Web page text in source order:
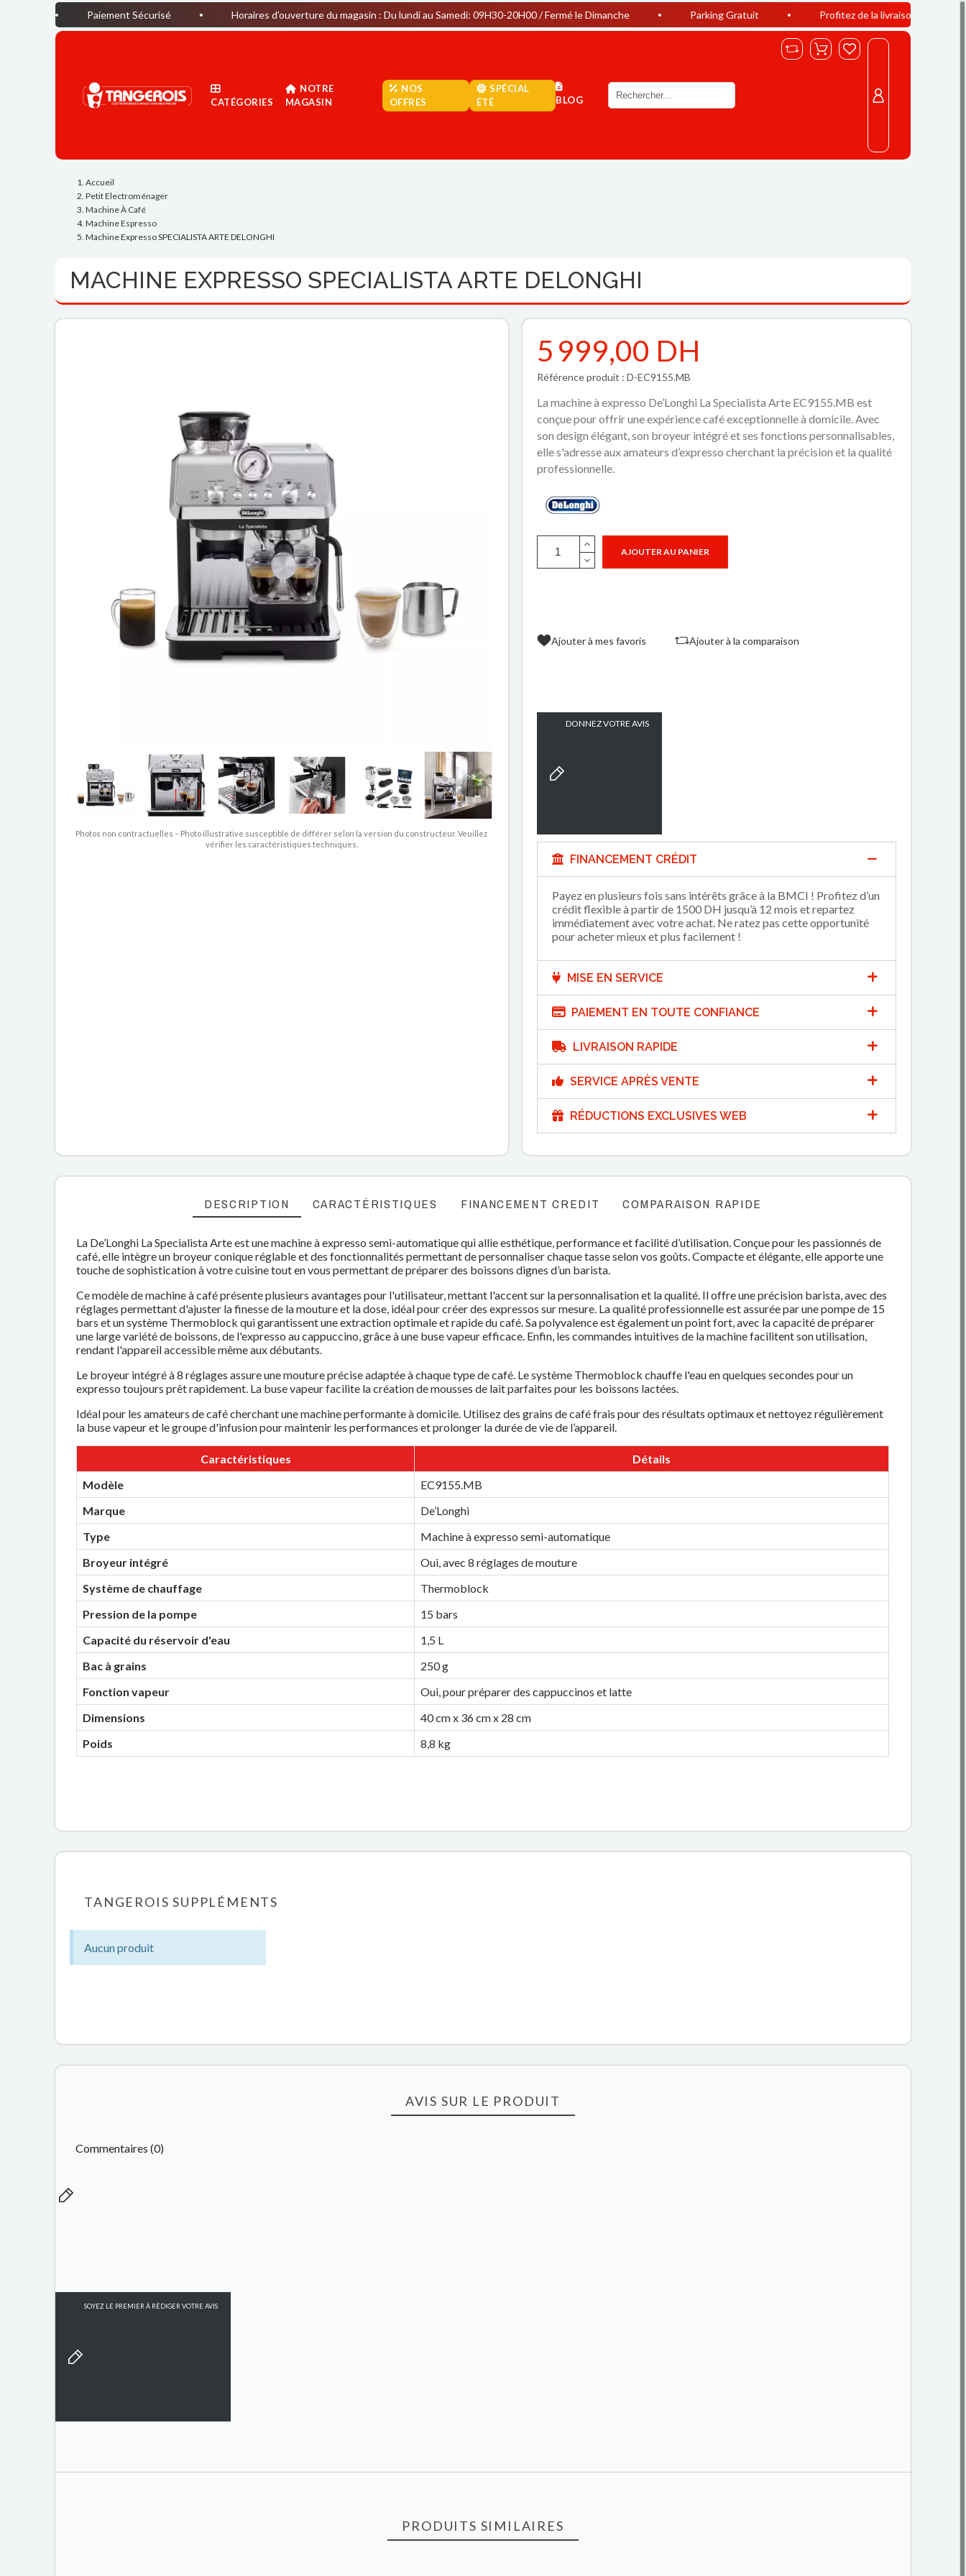
Paiement Sécurisé Horaires d'ouverture du magasin : Du lundi au Samedi: 09H30-20H00 / Fermé le Dimanche Parking Gratuit Profitez de la livraison offerte à Casablanca
CATÉGORIES
NOTRE
MAGASIN
NOS
OFFRES
SPÉCIAL
ÉTÉ
BLOG
Accueil
Petit Electroménager
Machine À Café
Machine Espresso
Machine Expresso SPECIALISTA ARTE DELONGHI
MACHINE EXPRESSO SPECIALISTA ARTE DELONGHI
Photos non contractuelles – Photo illustrative susceptible de différer selon la version du constructeur. Veuillez
vérifier les caractéristiques techniques.
5 999,00 DH
Référence produit : D-EC9155.MB
La machine à expresso De’Longhi La Specialista Arte EC9155.MB est
conçue pour offrir une expérience café exceptionnelle à domicile. Avec
son design élégant, son broyeur intégré et ses fonctions personnalisables,
elle s'adresse aux amateurs d’expresso cherchant la précision et la qualité
professionnelle.
AJOUTER AU PANIER
Ajouter à mes favoris Ajouter à la comparaison
DONNEZ VOTRE AVIS
FINANCEMENT CRÉDIT
Payez en plusieurs fois sans intérêts grâce à la BMCI ! Profitez d’un
crédit flexible à partir de 1500 DH jusqu’à 12 mois et repartez
immédiatement avec votre achat. Ne ratez pas cette opportunité
pour acheter mieux et plus facilement !
MISE EN SERVICE
PAIEMENT EN TOUTE CONFIANCE
LIVRAISON RAPIDE
SERVICE APRÈS VENTE
RÉDUCTIONS EXCLUSIVES WEB
DESCRIPTION CARACTÉRISTIQUES FINANCEMENT CREDIT COMPARAISON RAPIDE
La De’Longhi La Specialista Arte est une machine à expresso semi-automatique qui allie esthétique, performance et facilité d’utilisation. Conçue pour les passionnés de
café, elle intègre un broyeur conique réglable et des fonctionnalités permettant de personnaliser chaque tasse selon vos goûts. Compacte et élégante, elle apporte une
touche de sophistication à votre cuisine tout en vous permettant de préparer des boissons dignes d’un barista.
Ce modèle de machine à café présente plusieurs avantages pour l'utilisateur, mettant l'accent sur la personnalisation et la qualité. Il offre une précision barista, avec des
réglages permettant d'ajuster la finesse de la mouture et la dose, idéal pour créer des expressos sur mesure. La qualité professionnelle est assurée par une pompe de 15
bars et un système Thermoblock qui garantissent une extraction optimale et rapide du café. Sa polyvalence est également un point fort, avec la capacité de préparer
une large variété de boissons, de l'expresso au cappuccino, grâce à une buse vapeur efficace. Enfin, les commandes intuitives de la machine facilitent son utilisation,
rendant l'appareil accessible même aux débutants.
Le broyeur intégré à 8 réglages assure une mouture précise adaptée à chaque type de café. Le système Thermoblock chauffe l'eau en quelques secondes pour un
expresso toujours prêt rapidement. La buse vapeur facilite la création de mousses de lait parfaites pour les boissons lactées.
Idéal pour les amateurs de café cherchant une machine performante à domicile. Utilisez des grains de café frais pour des résultats optimaux et nettoyez régulièrement
la buse vapeur et le groupe d'infusion pour maintenir les performances et prolonger la durée de vie de l’appareil.
Caractéristiques
Détails
Modèle
EC9155.MB
Marque
De’Longhi
Type
Machine à expresso semi-automatique
Broyeur intégré
Oui, avec 8 réglages de mouture
Système de chauffage
Thermoblock
Pression de la pompe
15 bars
Capacité du réservoir d'eau
1,5 L
Bac à grains
250 g
Fonction vapeur
Oui, pour préparer des cappuccinos et latte
Dimensions
40 cm x 36 cm x 28 cm
Poids
8,8 kg
TANGEROIS SUPPLÉMENTS
Aucun produit
AVIS SUR LE PRODUIT
Commentaires (0)
SOYEZ LE PREMIER À RÉDIGER VOTRE AVIS
PRODUITS SIMILAIRES